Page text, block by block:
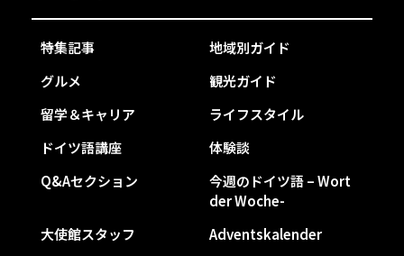
特集記事
地域別ガイド
グルメ
観光ガイド
留学＆キャリア
ライフスタイル
ドイツ語講座
体験談
Q&Aセクション
今週のドイツ語 – Wort
der Woche-
大使館スタッフ
Adventskalender